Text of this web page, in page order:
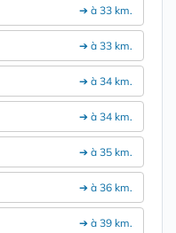
➔ à 33 km.
➔ à 33 km.
➔ à 34 km.
➔ à 34 km.
➔ à 35 km.
➔ à 36 km.
➔ à 39 km.